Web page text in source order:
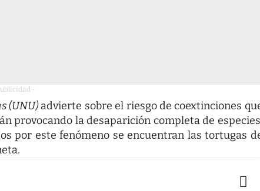
-
(UNU)advierte sobre el riesgo de coextinciones
provocando la desaparición completa de
por este fenómeno se encuentran las tortugas